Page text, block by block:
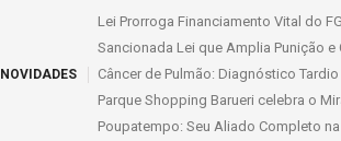
NOVIDADES
Lei Prorroga Financiamento Vital do
Sancionada Lei que Amplia Punição
Câncer de Pulmão: Diagnóstico
Parque Shopping Barueri celebra o
Poupatempo: Seu Aliado Completo